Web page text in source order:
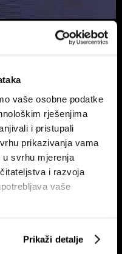
vaše osobne podatke
rješenjima
i pristupali
prikazivanja vama
u svrhu mjerenja
i razvoja
vaše
geografskoj lokaciji,
Prikaži detalje
zašto je
loša
i srpanj mjeseci s
rezultata u fokusu:
traži više od dobrih brojki